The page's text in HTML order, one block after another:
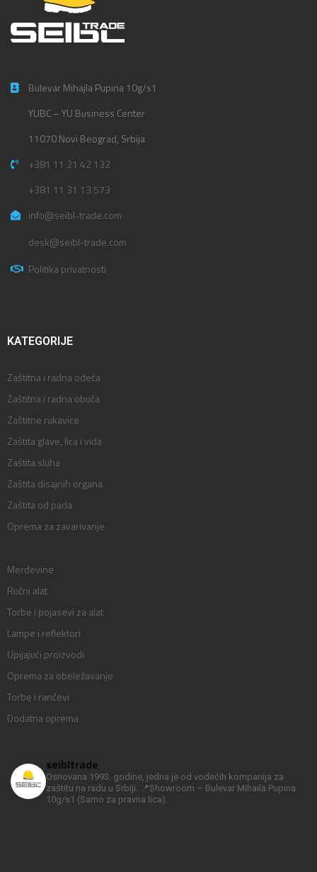
Bulevar Mihajla Pupina 10g/s1
YUBC – YU Business Center
11070 Novi Beograd, Srbija
+381 11 21 42 132
+381 11 31 13 573
info@seibl-trade.com
desk@seibl-trade.com
Politika privatnosti
KATEGORIJE
Zaštitna i radna odeća
Zaštitna i radna obuća
Zaštitne rukavice
Zaštita glave, lica i vida
Zaštita sluha
Zaštita disajnih organa
Zaštita od pada
Oprema za zavarivanje
Merdevine
Ručni alat
Torbe i pojasevi za alat
Lampe i reflektori
Upijajući proizvodi
Oprema za obeležavanje
Torbe i rančevi
Dodatna oprema
seibltrade
Osnovana 1993. godine, jedna je od vodećih kompanija za
zaštitu na radu u Srbiji. 📍Showroom – Bulevar Mihaila Pupina
10g/s1 (Samo za pravna lica).